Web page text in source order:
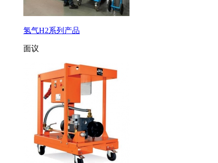
氢气H2系列产品
面议